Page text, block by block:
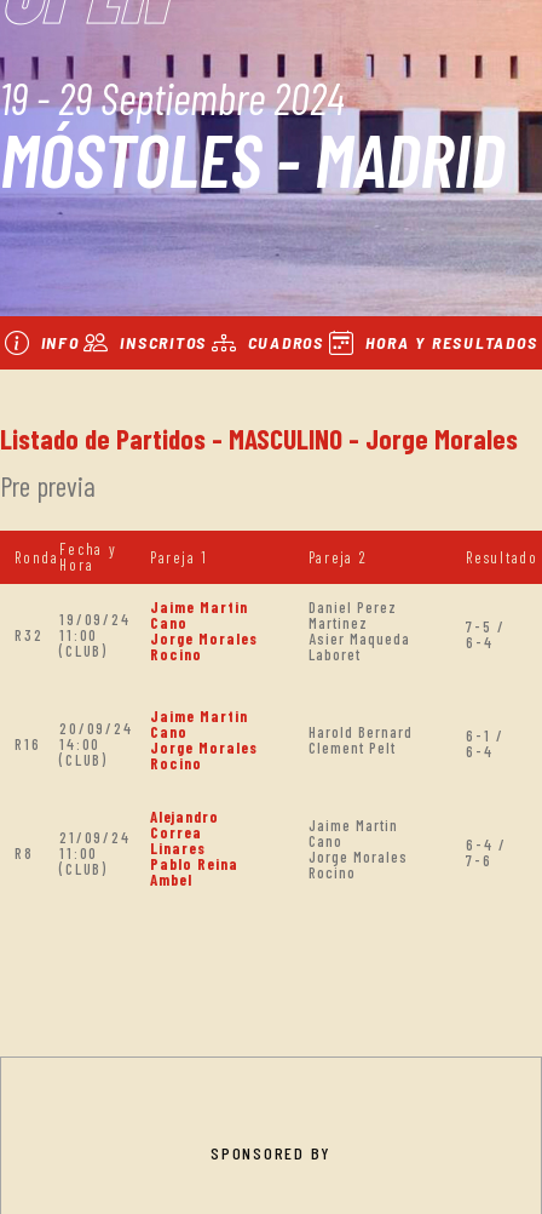
19 - 29 Septiembre 2024
MÓSTOLES - MADRID
INFO INSCRITOS CUADROS HORA Y RESULTADOS
Listado de Partidos - MASCULINO - Jorge Morales
Pre previa
Ronda Fecha y
Hora
Pareja 1 Pareja 2 Resultado
R32
19/09/24
11:00
(CLUB)
Jaime Martin
Cano
Jorge Morales
Rocino
Daniel Perez
Martinez
Asier Maqueda
Laboret
7-5 /
6-4
R16
20/09/24
14:00
(CLUB)
Jaime Martin
Cano
Jorge Morales
Rocino
Harold Bernard
Clement Pelt
6-1 /
6-4
R8
21/09/24
11:00
(CLUB)
Alejandro
Correa
Linares
Pablo Reina
Ambel
Jaime Martin
Cano
Jorge Morales
Rocino
6-4 /
7-6
SPONSORED BY